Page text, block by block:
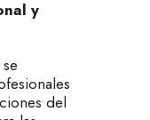
y
del